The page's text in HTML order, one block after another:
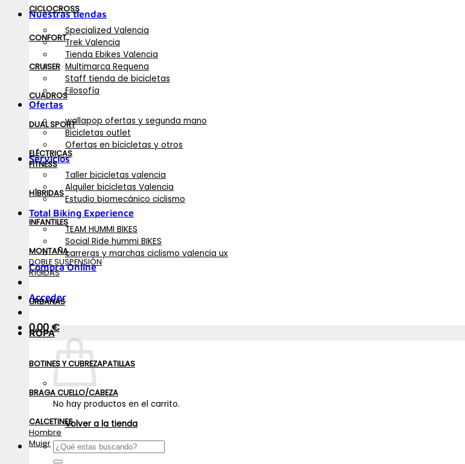
Nuestras tiendas
Specialized Valencia
Trek Valencia
Tienda Ebikes Valencia
Multimarca Requena
Staff tienda de bicicletas
Filosofía
Ofertas
wallapop ofertas y segunda mano
Bicicletas outlet
Ofertas en bicicletas y otros
Servicios
Taller bicicletas valencia
Alquiler bicicletas Valencia
Estudio biomecánico ciclismo
Total Biking Experience
TEAM HUMMI BIKES
Social Ride hummi BIKES
carreras y marchas ciclismo valencia ux
Compra Online
Acceder
0,00€
No hay productos en el carrito.
Volver a la tienda
Buscar
por:
CICLOCROSS
CONFORT
CRUISER
CUADROS
DUAL SPORT
ELÉCTRICAS
FITNESS
HÍBRIDAS
INFANTILES
MONTAÑA
DOBLE SUSPENSIÓN
RÍGIDAS
URBANAS
ROPA
BOTINES Y CUBREZAPATILLAS
BRAGA CUELLO/CABEZA
CALCETINES
Hombre
Mujer